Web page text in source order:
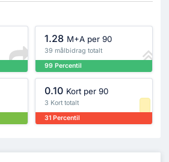
1.28 M+A per 90
39 målbidrag totalt
99 Percentil
0.10 Kort per 90
3 Kort totalt
31 Percentil